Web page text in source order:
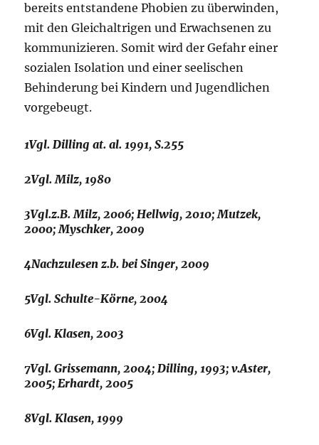
bereits entstandene Phobien zu überwinden,
mit den Gleichaltrigen und Erwachsenen zu
kommunizieren. Somit wird der Gefahr einer
sozialen Isolation und einer seelischen
Behinderung bei Kindern und Jugendlichen
vorgebeugt.
1Vgl. Dilling at. al. 1991, S.255
2Vgl. Milz, 1980
3Vgl.z.B. Milz, 2006; Hellwig, 2010; Mutzek,
2000; Myschker, 2009
4Nachzulesen z.b. bei Singer, 2009
5Vgl. Schulte-Körne, 2004
6Vgl. Klasen, 2003
7Vgl. Grissemann, 2004; Dilling, 1993; v.Aster,
2005; Erhardt, 2005
8Vgl. Klasen, 1999